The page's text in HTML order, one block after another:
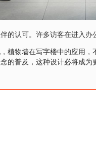
的认可。许多访客在进入办
植物墙在写字楼中的应用
的普及，这种设计必将成为